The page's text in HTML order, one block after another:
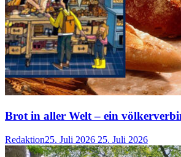
Brot in aller Welt – ein
Redaktion25. Juli 2026 25. Juli 2026